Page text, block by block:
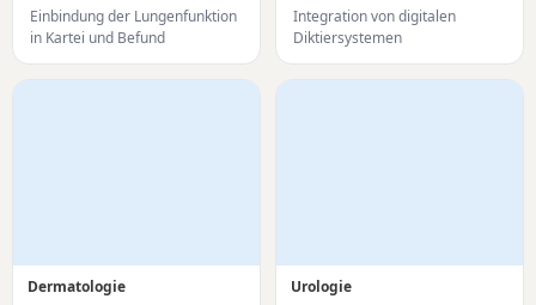
Einbindung der Lungenfunktion
in Kartei und Befund
Integration von digitalen
Diktiersystemen
Dermatologie
Urologie